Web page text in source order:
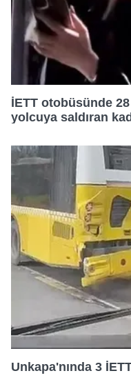
İETT otobüsünde
yolcuya saldıran
Unkapa'nında 3